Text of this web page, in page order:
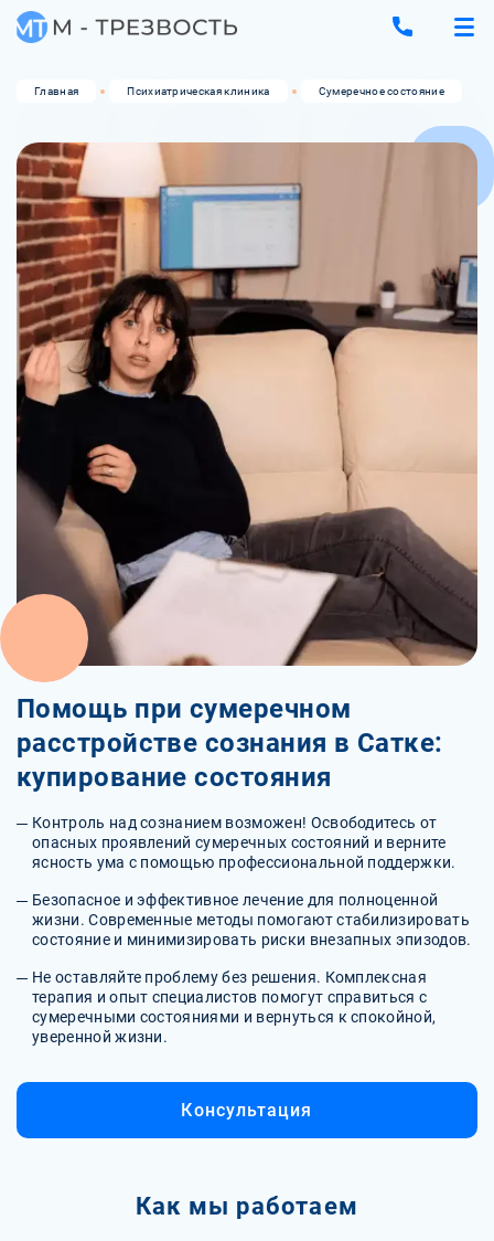
Главная Психиатрическая клиника Сумеречное состояние
Помощь при сумеречном
расстройстве сознания в Сатке:
купирование состояния
Контроль над сознанием возможен! Освободитесь от
опасных проявлений сумеречных состояний и верните
ясность ума с помощью профессиональной поддержки.
Безопасное и эффективное лечение для полноценной
жизни. Современные методы помогают стабилизировать
состояние и минимизировать риски внезапных эпизодов.
Не оставляйте проблему без решения. Комплексная
терапия и опыт специалистов помогут справиться с
сумеречными состояниями и вернуться к спокойной,
уверенной жизни.
Консультация
Как мы работаем